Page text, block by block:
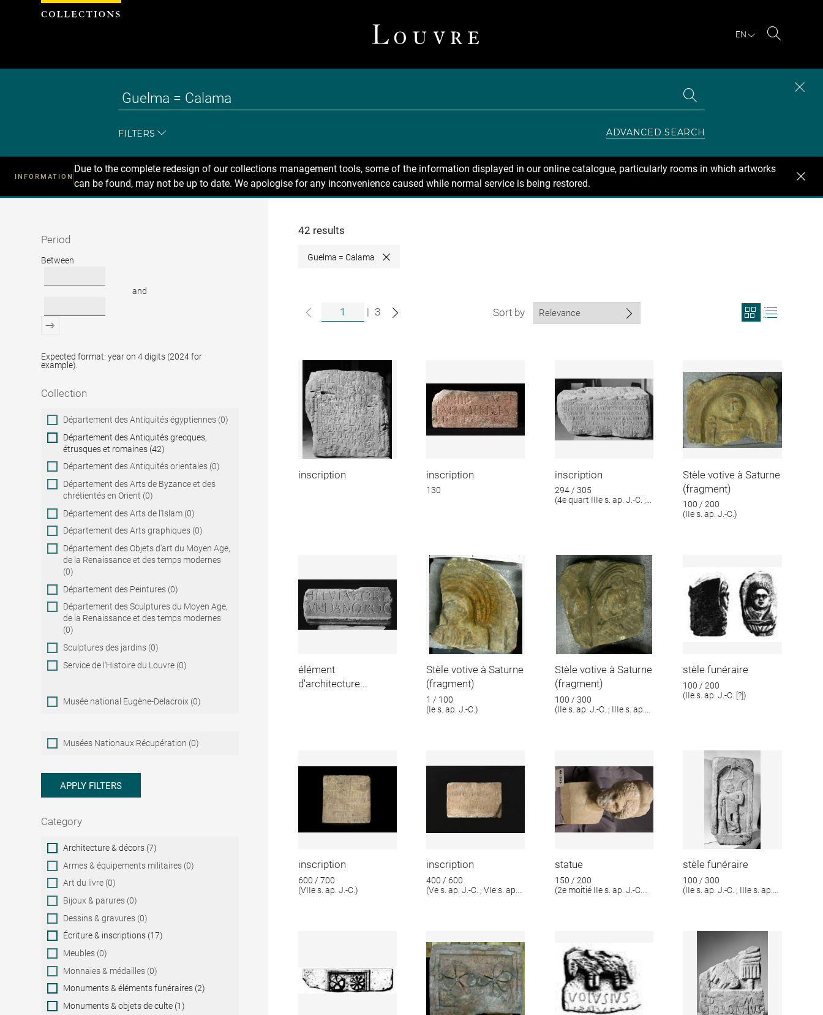
EN
FILTERS ADVANCED SEARCH
INFORMATION
Due to the complete redesign of our collections management tools, some of the information displayed in our online catalogue, particularly rooms in which artworks
can be found, may not be up to date. We apologise for any inconvenience caused while normal service is being restored.
Recherche
Period
Period
Between
and
Expected format: year on 4 digits (2024 for
example).
Collection
Collection
Département des Antiquités égyptiennes (0)
Département des Antiquités grecques,
étrusques et romaines (42)
Département des Antiquités orientales (0)
Département des Arts de Byzance et des
chrétientés en Orient (0)
Département des Arts de l'Islam (0)
Département des Arts graphiques (0)
Département des Objets d'art du Moyen Age,
de la Renaissance et des temps modernes
(0)
Département des Peintures (0)
Département des Sculptures du Moyen Age,
de la Renaissance et des temps modernes
(0)
Sculptures des jardins (0)
Service de l'Histoire du Louvre (0)
Musée national Eugène-Delacroix (0)
Musées
Nationaux
Musées Nationaux Récupération (0)
APPLY FILTERS
Category
Category
Architecture & décors (7)
Armes & équipements militaires (0)
Art du livre (0)
Bijoux & parures (0)
Dessins & gravures (0)
Écriture & inscriptions (17)
Meubles (0)
Monnaies & médailles (0)
Monuments & éléments funéraires (2)
Monuments & objets de culte (1)
42 results
Guelma = Calama Close
| 3 Sort by
View
search
inscription inscription
130
inscription
294 / 305
(4e quart IIIe s. ap. J.-C. ;
Stèle votive à Saturne
(fragment)
100 / 200
(IIe s. ap. J.-C.)
élément
d'architecture...
Stèle votive à Saturne
(fragment)
1 / 100
(Ie s. ap. J.-C.)
Stèle votive à Saturne
(fragment)
100 / 300
(IIe s. ap. J.-C. ; IIIe s. ap.
stèle funéraire
100 / 200
(IIe s. ap. J.-C. [?])
inscription
600 / 700
(VIIe s. ap. J.-C.)
inscription
400 / 600
(Ve s. ap. J.-C. ; VIe s. ap.
statue
150 / 200
(2e moitié IIe s. ap. J.-C.
stèle funéraire
100 / 300
(IIe s. ap. J.-C. ; IIIe s. ap.
Cookies management panel